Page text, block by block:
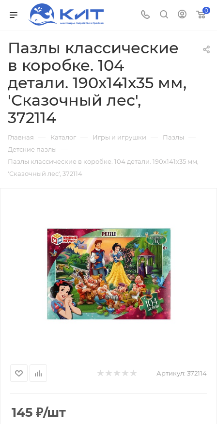
0
Пазлы классические
в коробке. 104
детали. 190х141х35 мм,
'Сказочный лес',
372114
Главная — Каталог — Игры и игрушки — Пазлы —
Детские пазлы —
Пазлы классические в коробке. 104 детали. 190х141х35 мм,
'Сказочный лес', 372114
Артикул: 372114
145 ₽/шт